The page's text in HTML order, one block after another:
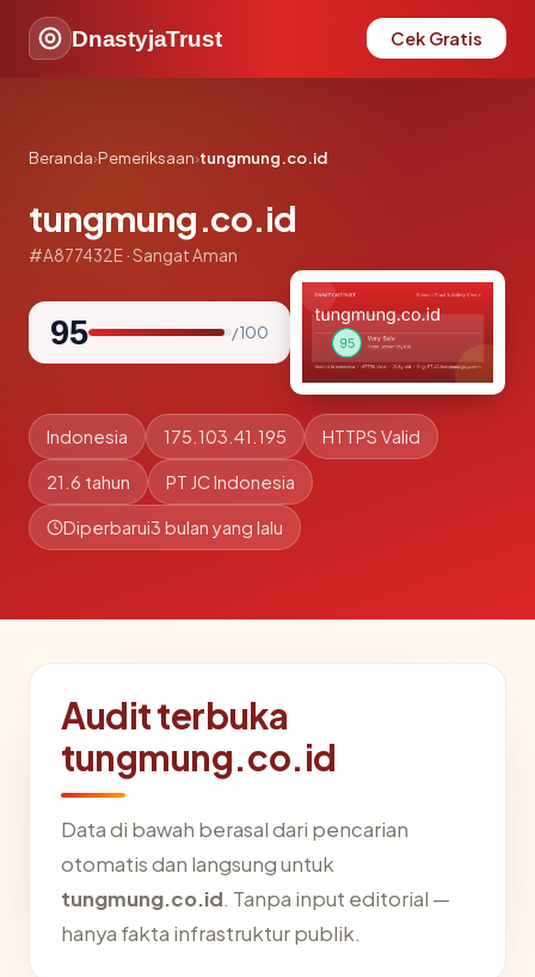
DnastyjaTrust Cek Gratis
Beranda›Pemeriksaan›tungmung.co.id
tungmung.co.id
#A877432E · Sangat Aman
95 / 100
Indonesia 175.103.41.195 HTTPS Valid
21.6 tahun PT JC Indonesia
Diperbarui3 bulan yang lalu
Audit terbuka
tungmung.co.id
Data di bawah berasal dari pencarian
otomatis dan langsung untuk
tungmung.co.id. Tanpa input editorial —
hanya fakta infrastruktur publik.